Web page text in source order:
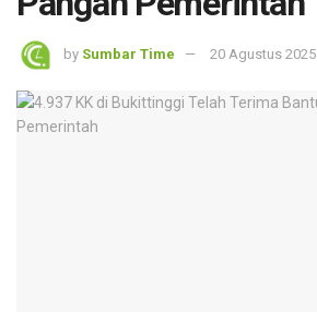
by Sumbar Time 20 Agustus 2025